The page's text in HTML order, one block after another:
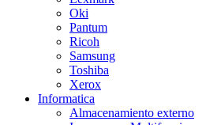
Oki
Pantum
Ricoh
Samsung
Toshiba
Xerox
Informatica
Almacenamiento externo